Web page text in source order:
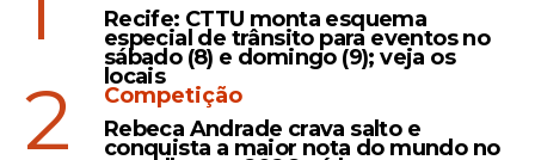
brasileiro e pela ampliação da geração de
emprego e renda no país, o ministro de
Portos e Aeroportos, Silvio Costa Filho, foi
homenageado, a terça-feira (17), pelo
Fórum Nacional dos Trabalhadores
Recife: CTTU monta esquema
especial de trânsito para eventos no
sábado (8) e domingo (9); veja os
locais
2
Competição
Rebeca Andrade crava salto e
conquista a maior nota do mundo no